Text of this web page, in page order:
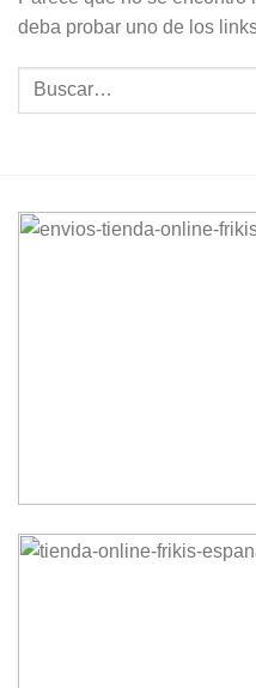
deba probar uno de los